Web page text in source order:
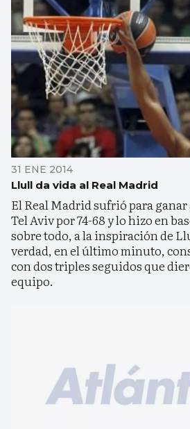
31 ENE 2014
Llull da vida al Real Madrid
El Real Madrid sufrió para
Tel Aviv por 74-68 y lo hizo en
sobre todo, a la inspiración de
verdad, en el último minuto,
con dos triples seguidos que
equipo.